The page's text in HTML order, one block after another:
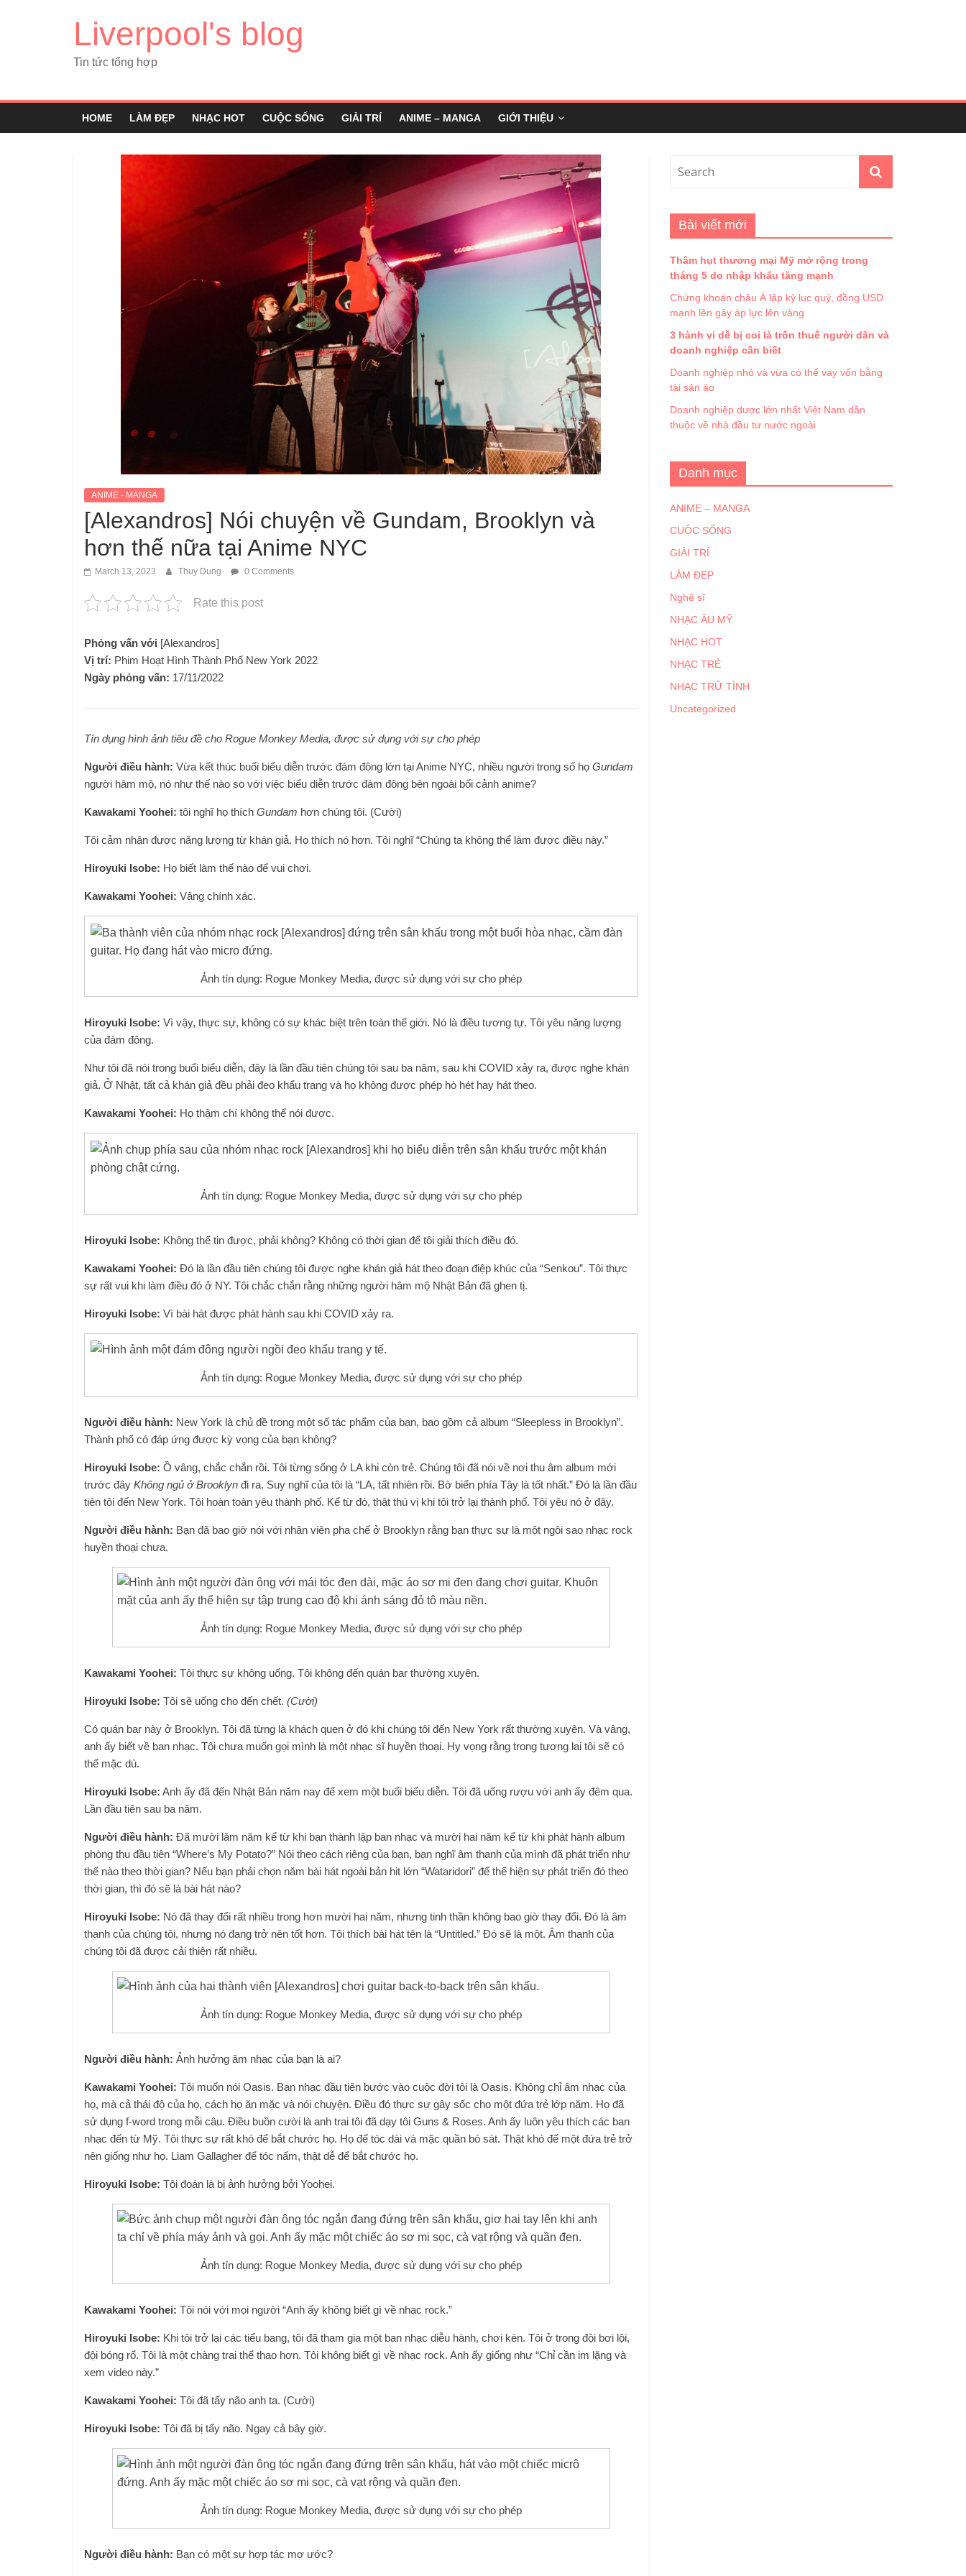
Liverpool's blog
Tin tức tổng hợp
HOME LÀM ĐẸP NHẠC HOT CUỘC SỐNG GIẢI TRÍ ANIME – MANGA GIỚI THIỆU
ANIME - MANGA
[Alexandros] Nói chuyện về Gundam, Brooklyn và
hơn thế nữa tại Anime NYC
March 13, 2023 Thuy Dung 0 Comments
Rate this post
Phỏng vấn với [Alexandros]
Vị trí: Phim Hoạt Hình Thành Phố New York 2022
Ngày phỏng vấn: 17/11/2022
Tín dụng hình ảnh tiêu đề cho Rogue Monkey Media, được sử dụng với sự cho phép
Người điều hành: Vừa kết thúc buổi biểu diễn trước đám đông lớn tại Anime NYC, nhiều người trong số họ Gundam
người hâm mộ, nó như thế nào so với việc biểu diễn trước đám đông bên ngoài bối cảnh anime?
Kawakami Yoohei: tôi nghĩ họ thích Gundam hơn chúng tôi. (Cười)
Tôi cảm nhận được năng lượng từ khán giả. Họ thích nó hơn. Tôi nghĩ “Chúng ta không thể làm được điều này.”
Hiroyuki Isobe: Họ biết làm thế nào để vui chơi.
Kawakami Yoohei: Vâng chính xác.
Ảnh tín dụng: Rogue Monkey Media, được sử dụng với sự cho phép
Hiroyuki Isobe: Vì vậy, thực sự, không có sự khác biệt trên toàn thế giới. Nó là điều tương tự. Tôi yêu năng lượng
của đám đông.
Như tôi đã nói trong buổi biểu diễn, đây là lần đầu tiên chúng tôi sau ba năm, sau khi COVID xảy ra, được nghe khán
giả. Ở Nhật, tất cả khán giả đều phải đeo khẩu trang và họ không được phép hò hét hay hát theo.
Kawakami Yoohei: Họ thậm chí không thể nói được.
Ảnh tín dụng: Rogue Monkey Media, được sử dụng với sự cho phép
Hiroyuki Isobe: Không thể tin được, phải không? Không có thời gian để tôi giải thích điều đó.
Kawakami Yoohei: Đó là lần đầu tiên chúng tôi được nghe khán giả hát theo đoạn điệp khúc của “Senkou”. Tôi thực
sự rất vui khi làm điều đó ở NY. Tôi chắc chắn rằng những người hâm mộ Nhật Bản đã ghen tị.
Hiroyuki Isobe: Vì bài hát được phát hành sau khi COVID xảy ra.
Ảnh tín dụng: Rogue Monkey Media, được sử dụng với sự cho phép
Người điều hành: New York là chủ đề trong một số tác phẩm của bạn, bao gồm cả album “Sleepless in Brooklyn”.
Thành phố có đáp ứng được kỳ vọng của bạn không?
Hiroyuki Isobe: Ồ vâng, chắc chắn rồi. Tôi từng sống ở LA khi còn trẻ. Chúng tôi đã nói về nơi thu âm album mới
trước đây Không ngủ ở Brooklyn đi ra. Suy nghĩ của tôi là “LA, tất nhiên rồi. Bờ biển phía Tây là tốt nhất.” Đó là lần đầu
tiên tôi đến New York. Tôi hoàn toàn yêu thành phố. Kể từ đó, thật thú vị khi tôi trở lại thành phố. Tôi yêu nó ở đây.
Người điều hành: Bạn đã bao giờ nói với nhân viên pha chế ở Brooklyn rằng bạn thực sự là một ngôi sao nhạc rock
huyền thoại chưa.
Ảnh tín dụng: Rogue Monkey Media, được sử dụng với sự cho phép
Kawakami Yoohei: Tôi thực sự không uống. Tôi không đến quán bar thường xuyên.
Hiroyuki Isobe: Tôi sẽ uống cho đến chết. (Cười)
Có quán bar này ở Brooklyn. Tôi đã từng là khách quen ở đó khi chúng tôi đến New York rất thường xuyên. Và vâng,
anh ấy biết về ban nhạc. Tôi chưa muốn gọi mình là một nhạc sĩ huyền thoại. Hy vọng rằng trong tương lai tôi sẽ có
thể mặc dù.
Hiroyuki Isobe: Anh ấy đã đến Nhật Bản năm nay để xem một buổi biểu diễn. Tôi đã uống rượu với anh ấy đêm qua.
Lần đầu tiên sau ba năm.
Người điều hành: Đã mười lăm năm kể từ khi bạn thành lập ban nhạc và mười hai năm kể từ khi phát hành album
phòng thu đầu tiên “Where’s My Potato?” Nói theo cách riêng của bạn, bạn nghĩ âm thanh của mình đã phát triển như
thế nào theo thời gian? Nếu bạn phải chọn năm bài hát ngoài bản hit lớn “Wataridori” để thể hiện sự phát triển đó theo
thời gian, thì đó sẽ là bài hát nào?
Hiroyuki Isobe: Nó đã thay đổi rất nhiều trong hơn mười hai năm, nhưng tinh thần không bao giờ thay đổi. Đó là âm
thanh của chúng tôi, nhưng nó đang trở nên tốt hơn. Tôi thích bài hát tên là “Untitled.” Đó sẽ là một. Âm thanh của
chúng tôi đã được cải thiện rất nhiều.
Ảnh tín dụng: Rogue Monkey Media, được sử dụng với sự cho phép
Người điều hành: Ảnh hưởng âm nhạc của bạn là ai?
Kawakami Yoohei: Tôi muốn nói Oasis. Ban nhạc đầu tiên bước vào cuộc đời tôi là Oasis. Không chỉ âm nhạc của
họ, mà cả thái độ của họ, cách họ ăn mặc và nói chuyện. Điều đó thực sự gây sốc cho một đứa trẻ lớp năm. Họ đã
sử dụng f-word trong mỗi câu. Điều buồn cười là anh trai tôi đã dạy tôi Guns & Roses. Anh ấy luôn yêu thích các ban
nhạc đến từ Mỹ. Tôi thực sự rất khó để bắt chước họ. Họ để tóc dài và mặc quần bó sát. Thật khó để một đứa trẻ trở
nên giống như họ. Liam Gallagher để tóc nấm, thật dễ để bắt chước họ.
Hiroyuki Isobe: Tôi đoán là bị ảnh hưởng bởi Yoohei.
Ảnh tín dụng: Rogue Monkey Media, được sử dụng với sự cho phép
Kawakami Yoohei: Tôi nói với mọi người “Anh ấy không biết gì về nhạc rock.”
Hiroyuki Isobe: Khi tôi trở lại các tiểu bang, tôi đã tham gia một ban nhạc diễu hành, chơi kèn. Tôi ở trong đội bơi lội,
đội bóng rổ. Tôi là một chàng trai thể thao hơn. Tôi không biết gì về nhạc rock. Anh ấy giống như “Chỉ cần im lặng và
xem video này.”
Kawakami Yoohei: Tôi đã tẩy não anh ta. (Cười)
Hiroyuki Isobe: Tôi đã bị tẩy não. Ngay cả bây giờ.
Ảnh tín dụng: Rogue Monkey Media, được sử dụng với sự cho phép
Người điều hành: Bạn có một sự hợp tác mơ ước?
Bài viết mới
Thâm hụt thương mại Mỹ mở rộng trong
tháng 5 do nhập khẩu tăng mạnh
Chứng khoán châu Á lập kỷ lục quý, đồng USD
mạnh lên gây áp lực lên vàng
3 hành vi dễ bị coi là trốn thuế người dân và
doanh nghiệp cần biết
Doanh nghiệp nhỏ và vừa có thể vay vốn bằng
tài sản ảo
Doanh nghiệp dược lớn nhất Việt Nam dần
thuộc về nhà đầu tư nước ngoài
Danh mục
ANIME – MANGA
CUỘC SỐNG
GIẢI TRÍ
LÀM ĐẸP
Nghệ sĩ
NHẠC ÂU MỸ
NHẠC HOT
NHẠC TRẺ
NHẠC TRỮ TÌNH
Uncategorized